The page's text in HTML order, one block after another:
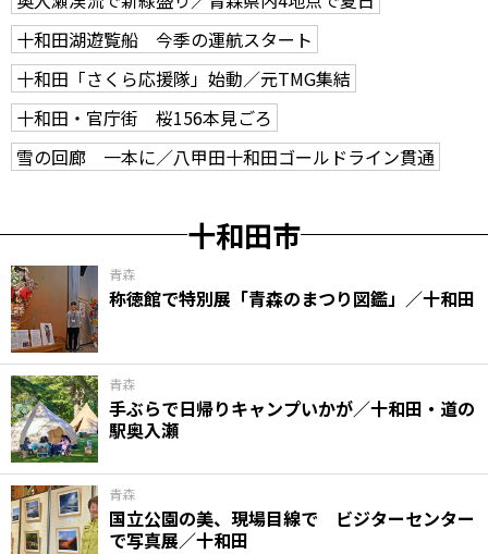
十和田湖遊覧船 今季の運航スタート
十和田「さくら応援隊」始動／元TMG集結
十和田・官庁街 桜156本見ごろ
雪の回廊 一本に／八甲田十和田ゴールドライン貫通
十和田市
青森
称徳館で特別展「青森のまつり図鑑」／十和田
青森
手ぶらで日帰りキャンプいかが／十和田・道の
駅奥入瀬
青森
国立公園の美、現場目線で ビジターセンター
で写真展／十和田